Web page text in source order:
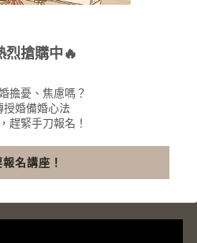
每個角落
企劃 ｜ 主持學苑 |
烈搶購中🔥
擔憂、焦慮嗎？
授婚備婚心法
趕緊手刀報名！
名講座！